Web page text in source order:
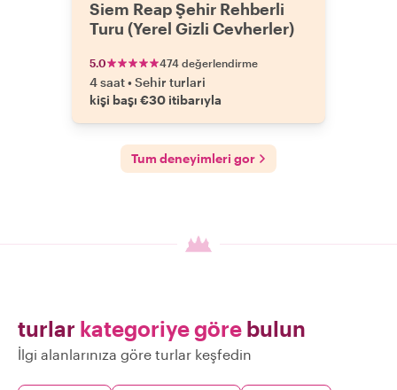
Siem Reap Şehir Rehberli
Turu (Yerel Gizli Cevherler)
5.0 474 değerlendirme
4 saat•Sehir turlari
kişi başı €30 itibarıyla
Tum deneyimleri gor
turlar kategoriye göre bulun
İlgi alanlarınıza göre turlar keşfedin